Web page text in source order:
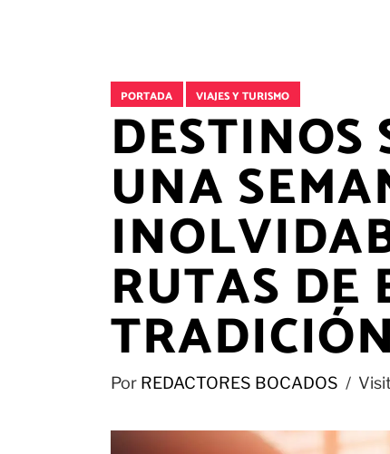
PORTADA VIAJES Y TURISMO
DESTINOS
UNA
RUTAS DE
TRADICIÓN
Por REDACTORES BOCADOS